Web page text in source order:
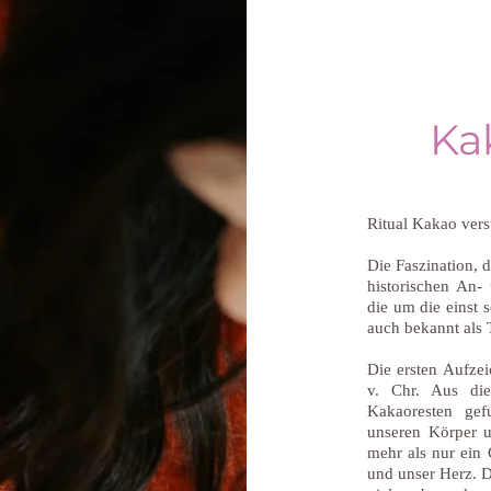
Ritual Kakao
Die Faszination,
historischen An-
die um die einst
auch bekannt als
Die ersten
v. Chr. Aus
Kakaoresten
unseren Körper
mehr als nur ein
und unser Herz.